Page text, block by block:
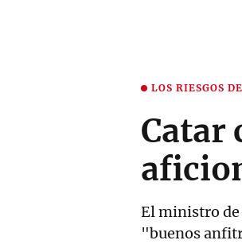
LOS RIESGOS
Catar
El ministro de
"buenos